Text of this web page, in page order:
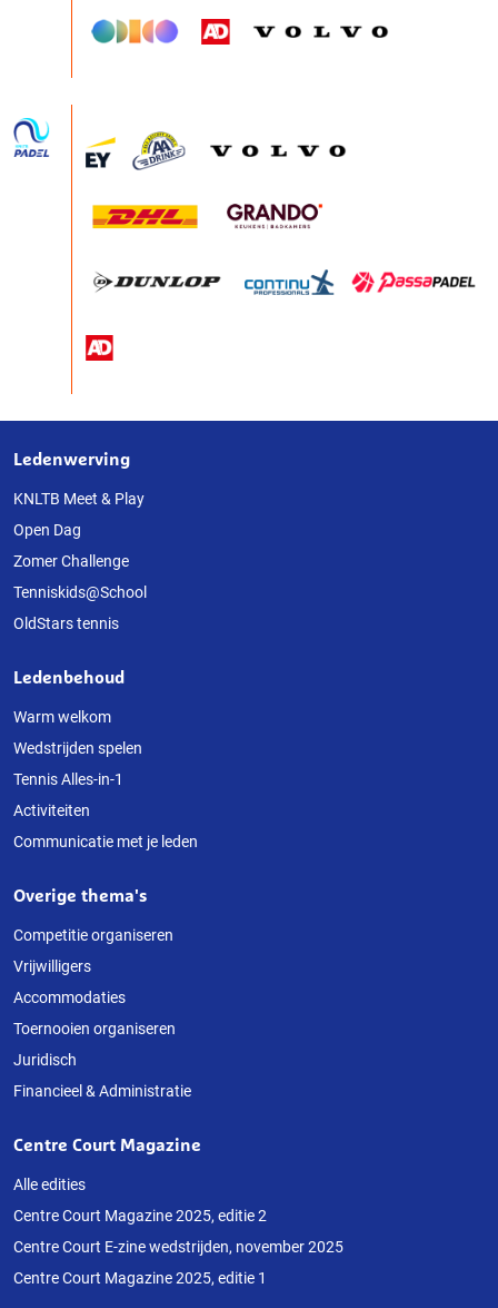
Over
deze
website
Ledenwerving
KNLTB Meet & Play
Open Dag
Zomer Challenge
Tenniskids@School
OldStars tennis
Ledenbehoud
Warm welkom
Wedstrijden spelen
Tennis Alles-in-1
Activiteiten
Communicatie met je leden
Overige thema's
Competitie organiseren
Vrijwilligers
Accommodaties
Toernooien organiseren
Juridisch
Financieel & Administratie
Centre Court Magazine
Alle edities
Centre Court Magazine 2025, editie 2
Centre Court E-zine wedstrijden, november 2025
Centre Court Magazine 2025, editie 1